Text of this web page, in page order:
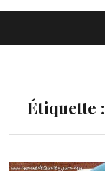
Étiquette :